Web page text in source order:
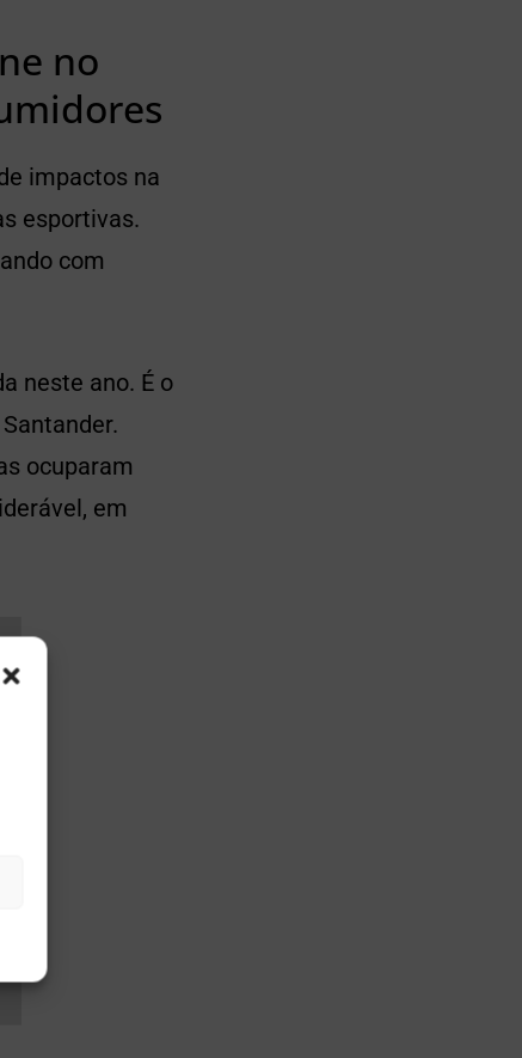
no
impactos na
esportivas.
com
neste ano. É o
ocuparam
em